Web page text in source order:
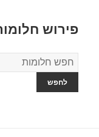
פירוש
מילון
החלומות